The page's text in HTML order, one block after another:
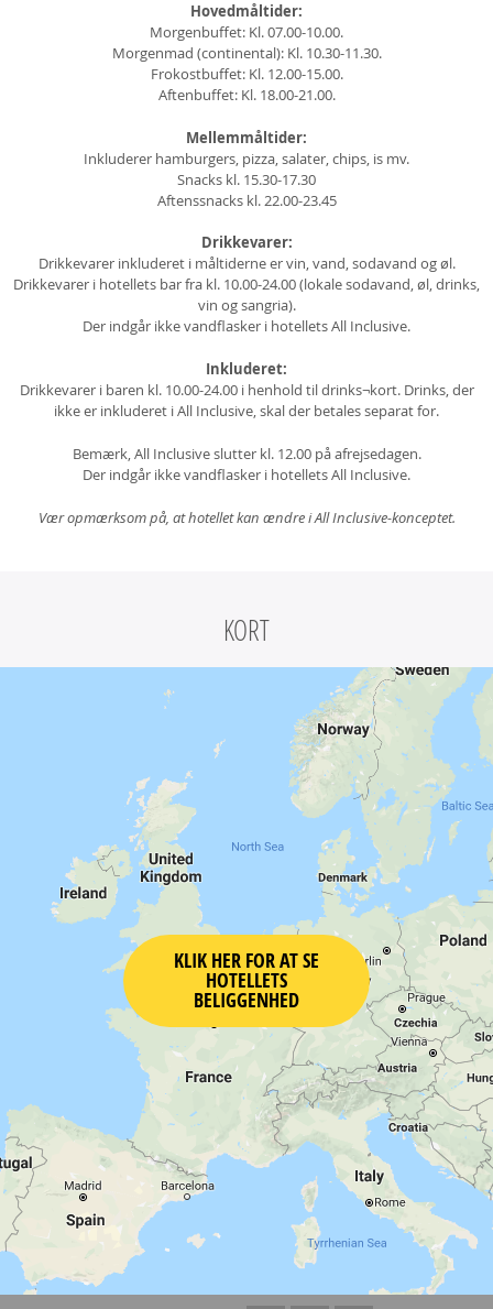
Hovedmåltider:
Morgenbuffet: Kl. 07.00-10.00.
Morgenmad (continental): Kl. 10.30-11.30.
Frokostbuffet: Kl. 12.00-15.00.
Aftenbuffet: Kl. 18.00-21.00.
Mellemmåltider:
Inkluderer hamburgers, pizza, salater, chips, is mv.
Snacks kl. 15.30-17.30
Aftenssnacks kl. 22.00-23.45
Drikkevarer:
Drikkevarer inkluderet i måltiderne er vin, vand, sodavand og øl.
Drikkevarer i hotellets bar fra kl. 10.00-24.00 (lokale sodavand, øl, drinks,
vin og sangria).
Der indgår ikke vandflasker i hotellets All Inclusive.
Inkluderet:
Drikkevarer i baren kl. 10.00-24.00 i henhold til drinks¬kort. Drinks, der
ikke er inkluderet i All Inclusive, skal der betales separat for.
Bemærk, All Inclusive slutter kl. 12.00 på afrejsedagen.
Der indgår ikke vandflasker i hotellets All Inclusive.
Vær opmærksom på, at hotellet kan ændre i All Inclusive-konceptet.
KORT
KLIK HER FOR AT SE
HOTELLETS
BELIGGENHED